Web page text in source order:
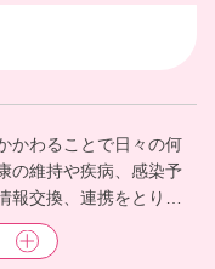
かわることで日々の何
の維持や疾病、感染予
交換、連携をとり、
多職種で理解すること
とコミュニケーション